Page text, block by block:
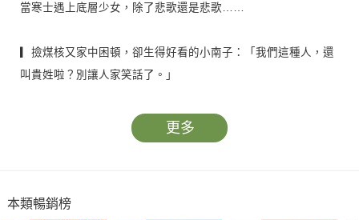
當寒士遇上底層少女，除了悲歌還是悲歌……
▎撿煤核又家中困頓，卻生得好看的小南子：「我們這種人，還
叫貴姓啦？別讓人家笑話了。」
害臊，兩頰更是紅起兩個圓圓的暈來。白裡透紅，非常的好看。
士毅原來就覺得她一雙眼睛不錯，現時在一度洗過臉之後，那一
是把一塊美玉藏埋在汙泥裡面了。
更多
本類暢銷榜